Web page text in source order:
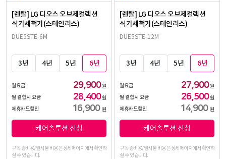
[렌탈] LG 디오스 오브제컬렉션
식기세척기(스테인리스)
DUE5STE-6M
3년 4년 5년 6년
월요금 29,900원
월 결합시 요금
28,400원
제휴카드할인
16,900 원
케어솔루션 신청
구독 총비용/일시불 비용은 상세페이지에서 확인하
실 수 있습니다.
[렌탈] LG 디오스 오브제컬렉션
식기세척기(스테인리스)
DUE5STE-12M
3년 4년 5년 6년
월요금 27,900원
월 결합시 요금
26,500원
제휴카드할인
14,900 원
케어솔루션 신청
구독 총비용/일시불 비용은 상세페이지에서 확인하
실 수 있습니다.